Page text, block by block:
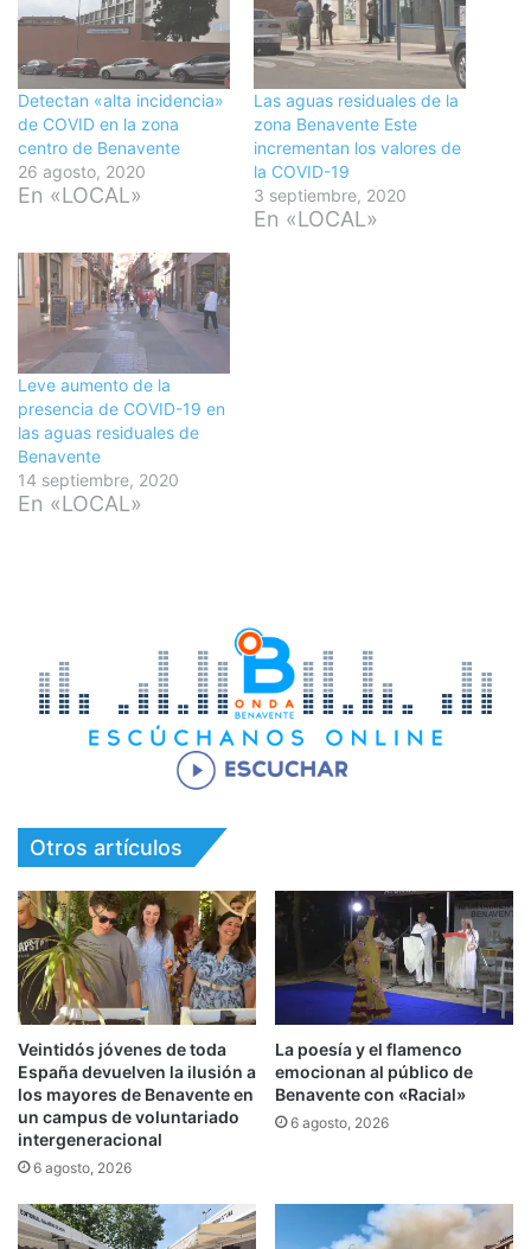
Detectan «alta incidencia»
de COVID en la zona
centro de Benavente
26 agosto, 2020
En «LOCAL»
Las aguas residuales de la
zona Benavente Este
incrementan los valores de
la COVID-19
3 septiembre, 2020
En «LOCAL»
Leve aumento de la
presencia de COVID-19 en
las aguas residuales de
Benavente
14 septiembre, 2020
En «LOCAL»
Otros artículos
Veintidós jóvenes de toda
España devuelven la ilusión a
los mayores de Benavente en
un campus de voluntariado
intergeneracional
6 agosto, 2026
La poesía y el flamenco
emocionan al público de
Benavente con «Racial»
6 agosto, 2026